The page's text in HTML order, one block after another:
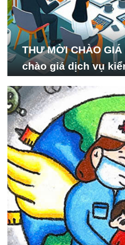
THƯ MỜI CHÀO
chào giá dịch vụ
Nghiên cứu Phát
hội_ISDS)